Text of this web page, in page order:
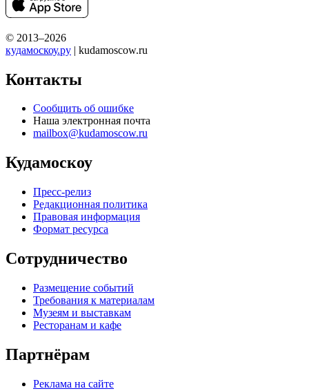
© 2013–2026
кудамоскоу.ру | kudamoscow.ru
Контакты
Сообщить об ошибке
Наша электронная почта
mailbox@kudamoscow.ru
Кудамоскоу
Пресс-релиз
Редакционная политика
Правовая информация
Формат ресурса
Сотрудничество
Размещение событий
Требования к материалам
Музеям и выставкам
Ресторанам и кафе
Партнёрам
Реклама на сайте